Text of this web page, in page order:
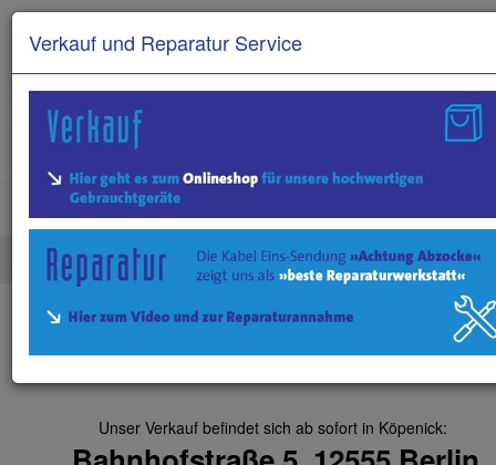
Verkauf und Reparatur Service
Select
!!! ACHTUNG: Wir sind
umgezogen !!!
Unser Verkauf befindet sich ab sofort in Köpenick: